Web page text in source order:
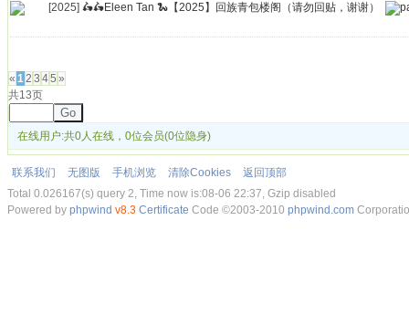
[2025] 🛵🛵Eleen Tan 🐍【2025】回族青包楼阁（请勿回贴，谢谢）
« 12 3 45 »
共13页
Go
在线用户:共0人在线，0位会员(0位隐身)
联系我们 无图版 手机浏览 清除Cookies
返回顶部
Total 0.026167(s) query 2, Time now is:08-06 22:37, Gzip disabled
Powered by phpwind v8.3 Certificate Code ©2003-2010 phpwind.com